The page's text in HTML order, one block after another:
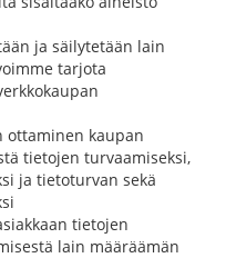
ja säilytetään lain
tarjota
ottaminen kaupan
tietojen turvaamiseksi,
ja tietoturvan sekä
tietojen
lain määräämän